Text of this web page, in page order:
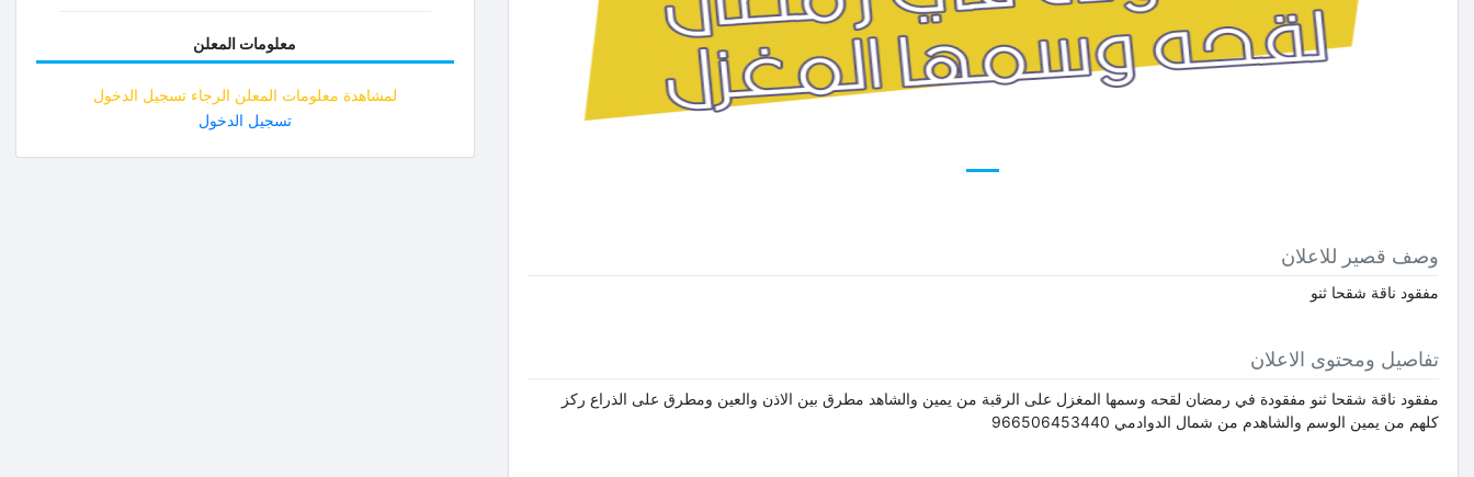
وصف قصير للاعلان
مفقود ناقة شقحا ثنو
تفاصيل ومحتوى الاعلان
مفقود ناقة شقحا ثنو مفقودة في رمضان لقحه وسمها المغزل على الرقبة من يمين والشاهد مطرق بين الاذن والعين ومطرق على الذراع ركز
كلهم من يمين الوسم والشاهدم من شمال الدوادمي 966506453440
معلومات المعلن
لمشاهدة معلومات المعلن الرجاء تسجيل الدخول
تسجيل الدخول